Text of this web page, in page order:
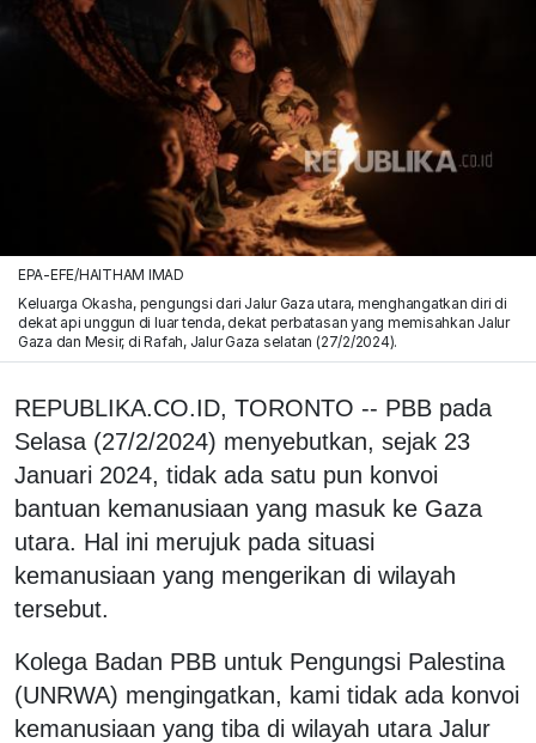
EPA-EFE/HAITHAM IMAD
Keluarga Okasha, pengungsi dari Jalur Gaza utara, menghangatkan diri di
dekat api unggun di luar tenda, dekat perbatasan yang memisahkan Jalur
Gaza dan Mesir, di Rafah, Jalur Gaza selatan (27/2/2024).
REPUBLIKA.CO.ID, TORONTO -- PBB pada
Selasa (27/2/2024) menyebutkan, sejak 23
Januari 2024, tidak ada satu pun konvoi
bantuan kemanusiaan yang masuk ke Gaza
utara. Hal ini merujuk pada situasi
kemanusiaan yang mengerikan di wilayah
tersebut.
Kolega Badan PBB untuk Pengungsi Palestina
(UNRWA) mengingatkan, kami tidak ada konvoi
kemanusiaan yang tiba di wilayah utara Jalur